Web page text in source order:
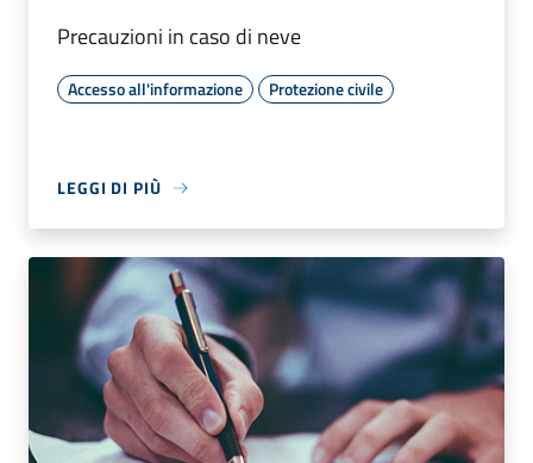
Precauzioni in caso di neve
Accesso all'informazione Protezione civile
LEGGI DI PIÙ